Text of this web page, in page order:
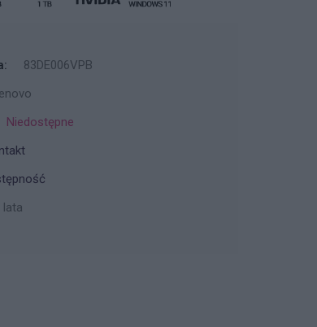
83DE006VPB
Niedostępne
lata